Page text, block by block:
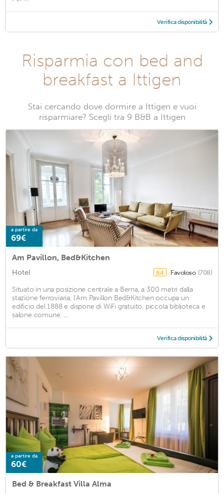
Verifica disponibilità
Risparmia con bed and
breakfast a Ittigen
Stai cercando dove dormire a Ittigen e vuoi
risparmiare? Scegli tra 9 B&B a Ittigen
a partire da
69€
Am Pavillon, Bed&Kitchen
Hotel 8,4 Favoloso (708)
Situato in una posizione centrale a Berna, a 300 metri dalla
stazione ferroviaria, l’Am Pavillon Bed&Kitchen occupa un
edificio del 1888 e dispone di WiFi gratuito, piccola biblioteca e
salone comune. ...
Verifica disponibilità
a partire da
60€
Bed & Breakfast Villa Alma